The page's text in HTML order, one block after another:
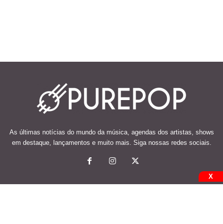
As últimas notícias do mundo da música, agendas dos artistas, shows
em destaque, lançamentos e muito mais. Siga nossas redes sociais.
X